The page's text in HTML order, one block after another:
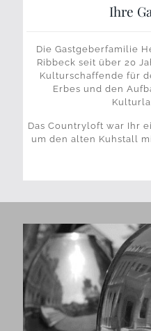
Ihre
Die Gastgeberfamilie
Ribbeck seit über 20
Kulturschaffende für
Erbes und den
Das Countryloft war Ihr
um den alten Kuhstall